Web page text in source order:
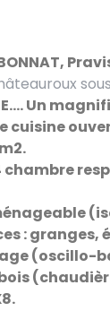
Un
cuisine
: granges,
(oscillo-